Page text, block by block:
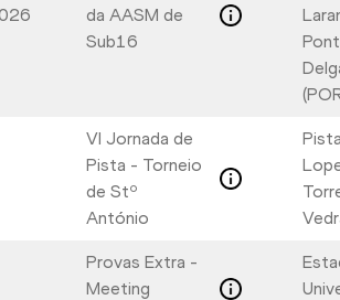
da AASM de
Sub16
VI Jornada de
Pista - Torneio
de Stº
António
Provas Extra -
Meeting